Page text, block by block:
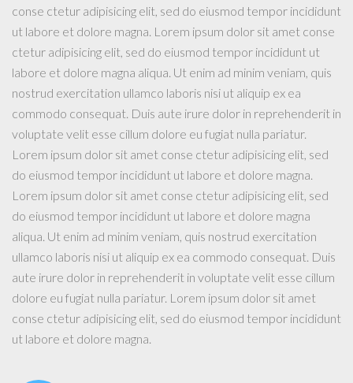
conse ctetur adipisicing elit, sed do eiusmod tempor incididunt
ut labore et dolore magna. Lorem ipsum dolor sit amet conse
ctetur adipisicing elit, sed do eiusmod tempor incididunt ut
labore et dolore magna aliqua. Ut enim ad minim veniam, quis
nostrud exercitation ullamco laboris nisi ut aliquip ex ea
commodo consequat. Duis aute irure dolor in reprehenderit in
voluptate velit esse cillum dolore eu fugiat nulla pariatur.
Lorem ipsum dolor sit amet conse ctetur adipisicing elit, sed
do eiusmod tempor incididunt ut labore et dolore magna.
Lorem ipsum dolor sit amet conse ctetur adipisicing elit, sed
do eiusmod tempor incididunt ut labore et dolore magna
aliqua. Ut enim ad minim veniam, quis nostrud exercitation
ullamco laboris nisi ut aliquip ex ea commodo consequat. Duis
aute irure dolor in reprehenderit in voluptate velit esse cillum
dolore eu fugiat nulla pariatur. Lorem ipsum dolor sit amet
conse ctetur adipisicing elit, sed do eiusmod tempor incididunt
ut labore et dolore magna.